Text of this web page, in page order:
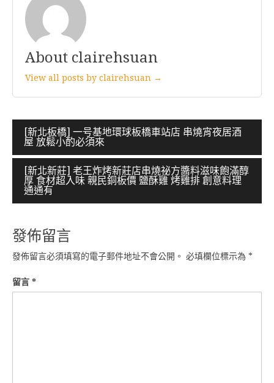
About clairehsuan
View all posts by clairehsuan →
文
章
導
覽
[新北板橋] 一号基地環球板橋車站店 串燒宵夜居酒
屋 放鬆小酌必須來
[新北新莊] 老王炸烤新莊店串燒祕方醬料滋味飽滿醇
厚 食材超入味 親民銅板價 鹽酥雞 烤雞排 創意料理
通通有
發佈留言
發佈留言必須填寫的電子郵件地址不會公開。 必填欄位標示為 *
留言 *